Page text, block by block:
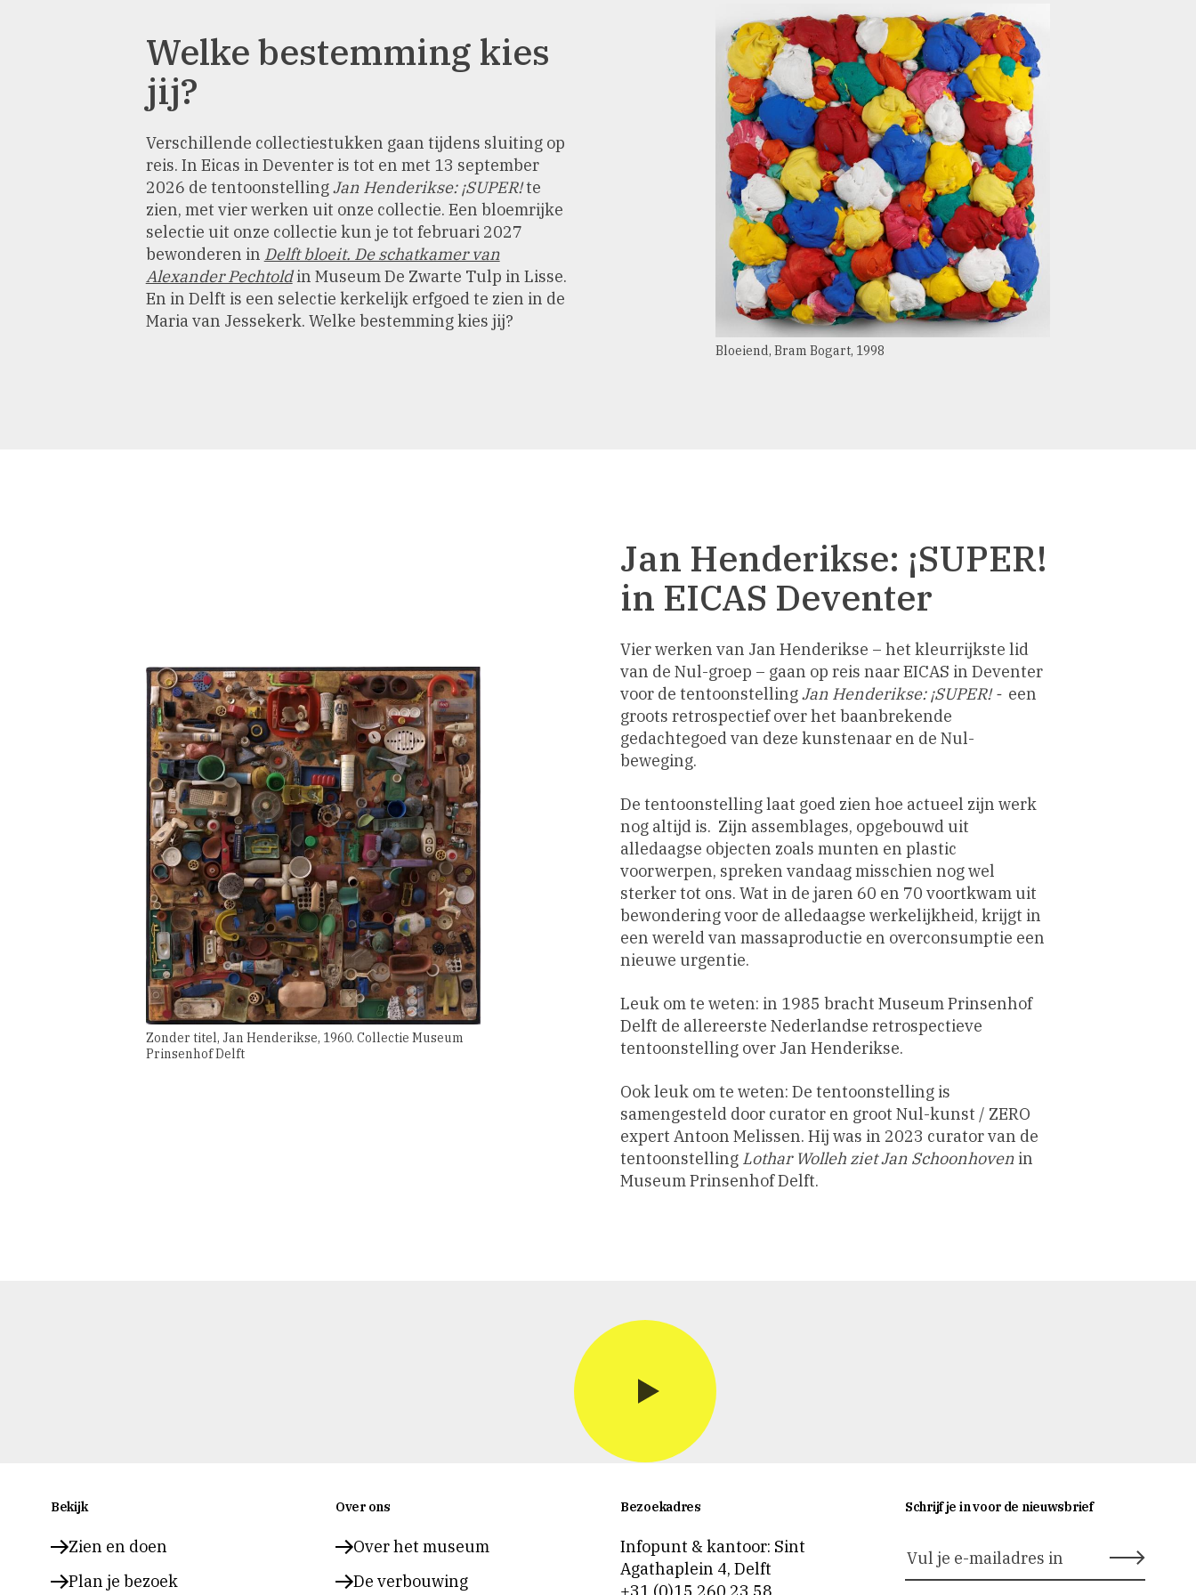
Welke bestemming kies
jij?
Verschillende collectiestukken gaan tijdens sluiting op
reis. In Eicas in Deventer is tot en met 13 september
2026 de tentoonstellingJan Henderikse: ¡SUPER!te
zien, met vier werken uit onze collectie. Een bloemrijke
selectie uit onze collectie kun je tot februari 2027
bewonderen in Delft bloeit. De schatkamer van
Alexander Pechtoldin Museum De Zwarte Tulp in Lisse.
En in Delft is een selectie kerkelijk erfgoed te zien in de
Maria van Jessekerk. Welke bestemming kies jij?
Bloeiend, Bram Bogart, 1998
Jan Henderikse: ¡SUPER!
in EICAS Deventer
Vier werken van Jan Henderikse – het kleurrijkste lid
van de Nul-groep – gaan op reis naar EICAS in Deventer
voor de tentoonstellingJan Henderikse: ¡SUPER! - een
groots retrospectief over het baanbrekende
gedachtegoed van deze kunstenaar en de Nul-
beweging.
De tentoonstelling laat goed zien hoe actueel zijn werk
nog altijd is. Zijn assemblages, opgebouwd uit
alledaagse objecten zoals munten en plastic
voorwerpen, spreken vandaag misschien nog wel
sterker tot ons. Wat in de jaren 60 en 70 voortkwam uit
bewondering voor de alledaagse werkelijkheid, krijgt in
een wereld van massaproductie en overconsumptie een
nieuwe urgentie.
Leuk om te weten: in 1985 bracht Museum Prinsenhof
Delft de allereerste Nederlandse retrospectieve
tentoonstelling over Jan Henderikse.
Ook leuk om te weten: De tentoonstelling is
samengesteld door curator en groot Nul-kunst / ZERO
expert Antoon Melissen. Hij was in 2023 curator van de
tentoonstelling Lothar Wolleh ziet Jan Schoonhoven in
Museum Prinsenhof Delft.
Zonder titel, Jan Henderikse, 1960. Collectie Museum
Prinsenhof Delft
Bekijk
Zien en doen
Plan je bezoek
Over ons
Over het museum
De verbouwing
Bezoekadres
Infopunt & kantoor: Sint
Agathaplein 4, Delft
Schrijf je in voor de nieuwsbrief